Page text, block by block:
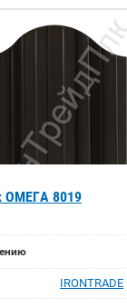
ОМЕГА 8019
IRONTRADE